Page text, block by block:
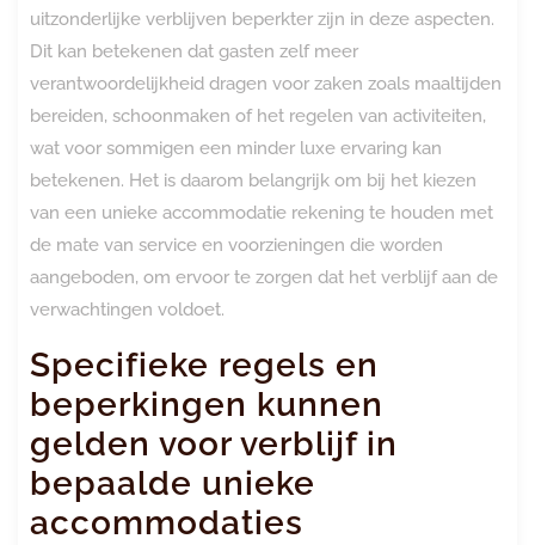
uitzonderlijke verblijven beperkter zijn in deze aspecten.
Dit kan betekenen dat gasten zelf meer
verantwoordelijkheid dragen voor zaken zoals maaltijden
bereiden, schoonmaken of het regelen van activiteiten,
wat voor sommigen een minder luxe ervaring kan
betekenen. Het is daarom belangrijk om bij het kiezen
van een unieke accommodatie rekening te houden met
de mate van service en voorzieningen die worden
aangeboden, om ervoor te zorgen dat het verblijf aan de
verwachtingen voldoet.
Specifieke regels en
beperkingen kunnen
gelden voor verblijf in
bepaalde unieke
accommodaties